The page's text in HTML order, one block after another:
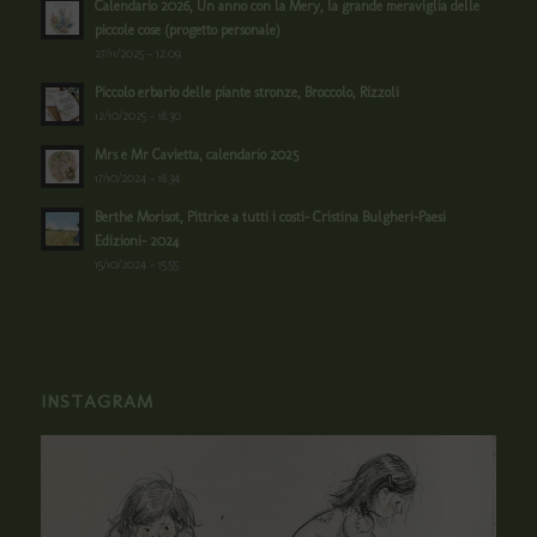
Calendario 2026, Un anno con la Mery, la grande meraviglia delle
piccole cose (progetto personale)
27/11/2025 - 12:09
Piccolo erbario delle piante stronze, Broccolo, Rizzoli
12/10/2025 - 18:30
Mrs e Mr Cavietta, calendario 2025
17/10/2024 - 18:34
Berthe Morisot, Pittrice a tutti i costi- Cristina Bulgheri-Paesi
Edizioni- 2024
15/10/2024 - 15:55
INSTAGRAM